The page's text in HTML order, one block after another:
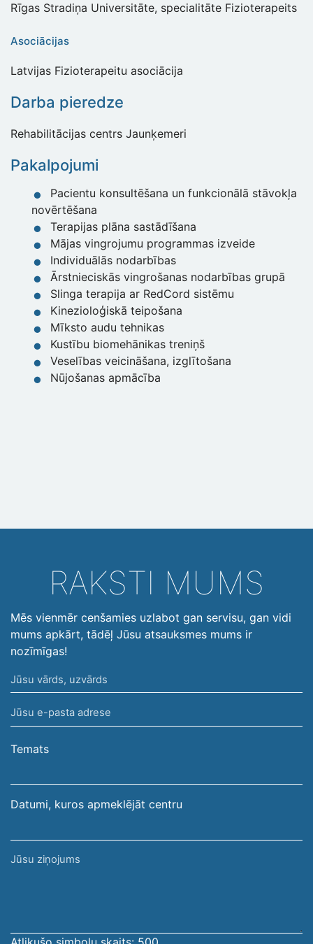
Rīgas Stradiņa Universitāte, specialitāte Fizioterapeits
Asociācijas
Latvijas Fizioterapeitu asociācija
Darba pieredze
Rehabilitācijas centrs Jaunķemeri
Pakalpojumi
Pacientu konsultēšana un funkcionālā stāvokļa
novērtēšana
Terapijas plāna sastādīšana
Mājas vingrojumu programmas izveide
Individuālās nodarbības
Ārstnieciskās vingrošanas nodarbības grupā
Slinga terapija ar RedCord sistēmu
Kinezioloģiskā teipošana
Mīksto audu tehnikas
Kustību biomehānikas treniņš
Veselības veicināšana, izglītošana
Nūjošanas apmācība
RAKSTI MUMS
Mēs vienmēr cenšamies uzlabot gan servisu, gan vidi
mums apkārt, tādēļ Jūsu atsauksmes mums ir
nozīmīgas!
Jūsu
vārds,
uzvārds
Jūsu
e-
pasta
Temats
Datumi, kuros apmeklējāt centru
Jūsu